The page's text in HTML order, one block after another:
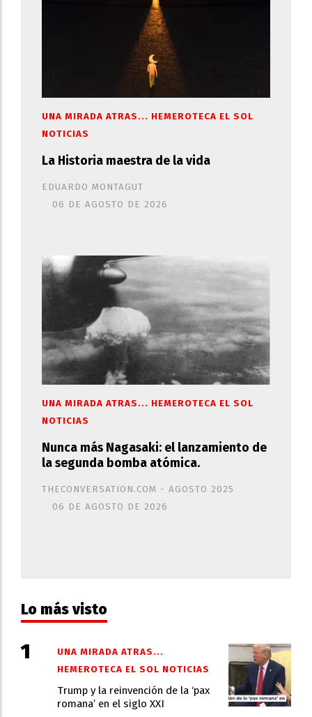
La Historia maestra de la vida
EDUARDO MONTAGUT
UNA MIRADA ATRAS... HEMEROTECA EL SOL
NOTICIAS
06 DE AGOSTO DE 2026
Nunca más Nagasaki: el lanzamiento de
la segunda bomba atómica.
THECONVERSATION.COM - AGOSTO 2025
UNA MIRADA ATRAS... HEMEROTECA EL SOL
NOTICIAS
06 DE AGOSTO DE 2026
Lo más visto
Trump y la reinvención de la ‘pax
romana’ en el siglo XXI
UNA MIRADA ATRAS...
HEMEROTECA EL SOL NOTICIAS